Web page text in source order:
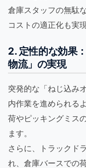
倉庫スタッフの無駄
コストの適正化も実
2. 定性的な効果
物流」の実現
突発的な「ねじ込み
内作業を進められる
荷やピッキングミス
ます。
さらに、トラックド
れ、倉庫バースでの